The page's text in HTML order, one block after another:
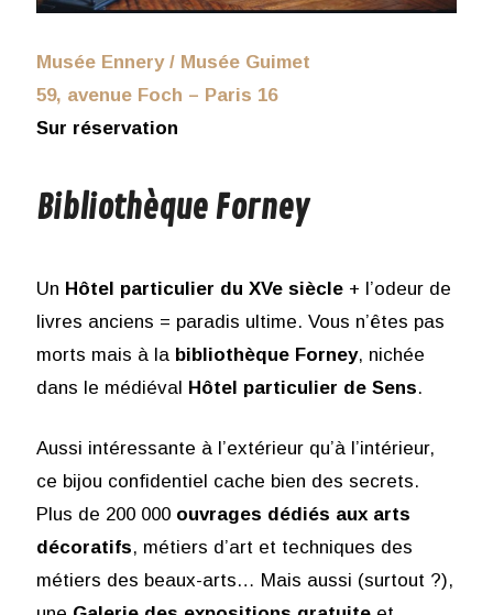
Musée Ennery / Musée Guimet
59, avenue Foch – Paris 16
Sur réservation
Bibliothèque Forney
Un Hôtel particulier du XVe siècle+ l’odeur de
livres anciens = paradis ultime. Vous n’êtes pas
morts mais à la bibliothèque Forney, nichée
dans le médiéval Hôtel particulier de Sens.
Aussi intéressante à l’extérieur qu’à l’intérieur,
ce bijou confidentiel cache bien des secrets.
Plus de 200 000 ouvrages dédiés aux arts
décoratifs, métiers d’art et techniques des
métiers des beaux-arts… Mais aussi (surtout ?),